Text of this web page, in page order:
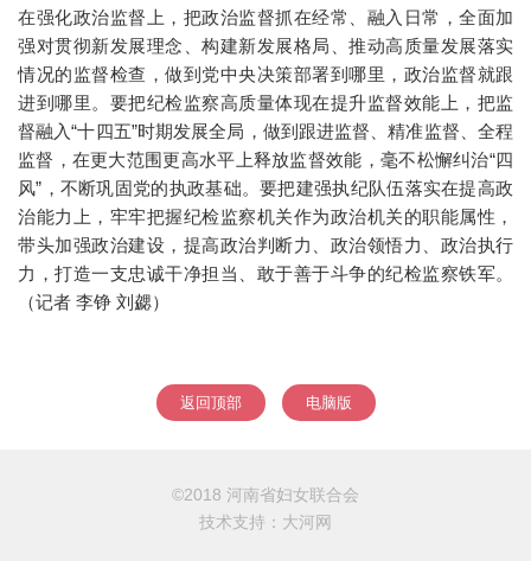
在强化政治监督上，把政治监督抓在经常、融入日常，全面加
强对贯彻新发展理念、构建新发展格局、推动高质量发展落实
情况的监督检查，做到党中央决策部署到哪里，政治监督就跟
进到哪里。要把纪检监察高质量体现在提升监督效能上，把监
督融入“十四五”时期发展全局，做到跟进监督、精准监督、全程
监督，在更大范围更高水平上释放监督效能，毫不松懈纠治“四
风”，不断巩固党的执政基础。要把建强执纪队伍落实在提高政
治能力上，牢牢把握纪检监察机关作为政治机关的职能属性，
带头加强政治建设，提高政治判断力、政治领悟力、政治执行
力，打造一支忠诚干净担当、敢于善于斗争的纪检监察铁军。
（记者 李铮 刘勰）
返回顶部 电脑版
©2018 河南省妇女联合会
技术支持： 大河网